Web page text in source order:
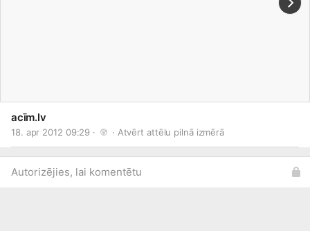
acīm.lv
18. apr 2012 09:29 · · Atvērt attēlu pilnā izmērā
Autorizējies, lai komentētu